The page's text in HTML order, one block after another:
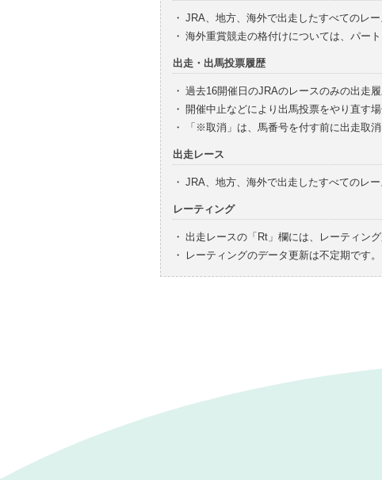
・ JRA、地方、海外で出走したすべてのレ
・ 海外重賞競走の格付けについては、パー
出走・出馬投票履歴
・ 過去16開催日のJRAのレースのみの出走
・ 開催中止などにより出馬投票をやり直す場
・
「※取消」は、馬番号を付す前に出走取
出走レース
・ JRA、地方、海外で出走したすべてのレ
レーティング
・ 出走レースの「Rt」欄には、レーティング
・
レーティングのデータ更新は不定期です。